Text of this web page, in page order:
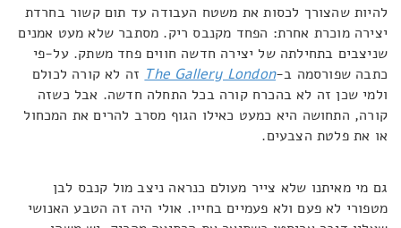
להיות שהצורך לכסות את משטח העבודה עד תום קשור בחרדת
יצירה מוכרת אחרת: הפחד מקנבס ריק. מסתבר שלא מעט אמנים
שניצבים בתחילתה של יצירה חדשה חווים פחד משתק. על-פי
כתבה שפורסמה ב-The Gallery London זה לא קורה לכולם
ולמי שכן זה לא בהכרח קורה בכל התחלה חדשה. אבל כשזה
קורה, התחושה היא כמעט כאילו הגוף מסרב להרים את המכחול
או את פלטת הצבעים.
גם מי מאיתנו שלא צייר מעולם כנראה ניצב מול קנבס לבן
מטפורי לא פעם ולא פעמיים בחייו. אולי היה זה הטבע האנושי